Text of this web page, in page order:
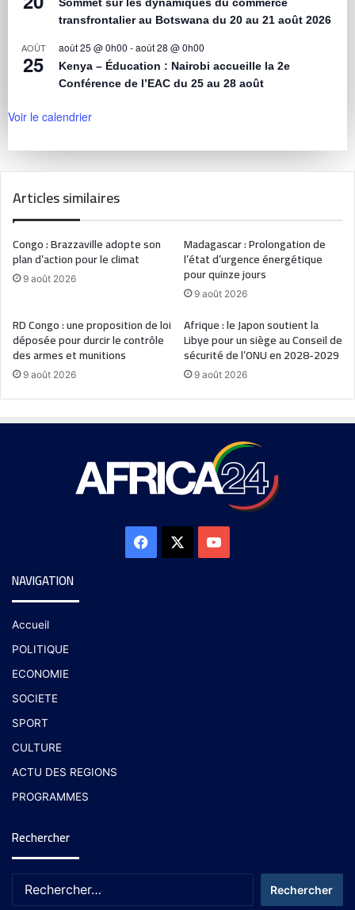
transfrontalier au Botswana du 20 au 21 août 2026
AOÛT
25
août 25 @ 0h00 -août 28 @ 0h00
Kenya – Éducation : Nairobi accueille la 2e
Conférence de l’EAC du 25 au 28 août
Voir le calendrier
Articles similaires
Congo : Brazzaville adopte son
plan d’action pour le climat
9 août 2026
Madagascar : Prolongation de
l’état d’urgence énergétique
pour quinze jours
9 août 2026
RD Congo : une proposition de loi
déposée pour durcir le contrôle
des armes et munitions
9 août 2026
Afrique : le Japon soutient la
Libye pour un siège au Conseil de
sécurité de l’ONU en 2028-2029
9 août 2026
NAVIGATION
Accueil
POLITIQUE
ECONOMIE
SOCIETE
SPORT
CULTURE
ACTU DES REGIONS
PROGRAMMES
Rechercher